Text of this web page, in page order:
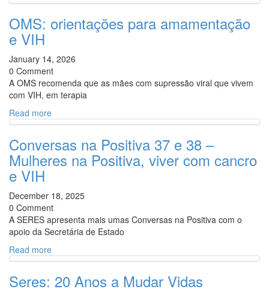
OMS: orientações para amamentação
e VIH
January 14, 2026
0 Comment
A OMS recomenda que as mães com supressão viral que vivem
com VIH, em terapia
Read more
Conversas na Positiva 37 e 38 –
Mulheres na Positiva, viver com cancro
e VIH
December 18, 2025
0 Comment
A SERES apresenta mais umas Conversas na Positiva com o
apoio da Secretária de Estado
Read more
Seres: 20 Anos a Mudar Vidas